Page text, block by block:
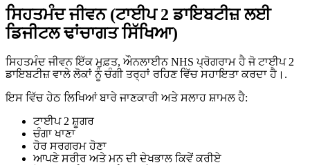
ਸਿਹਤਮੰਦ ਜੀਵਨ (ਟਾਈਪ 2 ਡਾਇਬਟੀਜ਼ ਲਈ
ਡਿਜੀਟਲ ਢਾਂਚਾਗਤ ਸਿੱਖਿਆ)
ਸਿਹਤਮੰਦ ਜੀਵਨ ਇੱਕ ਮੁਫ਼ਤ, ਔਨਲਾਈਨ NHS ਪ੍ਰੋਗਰਾਮ ਹੈ ਜੋ ਟਾਈਪ 2
ਡਾਇਬਟੀਜ਼ ਵਾਲੇ ਲੋਕਾਂ ਨੂੰ ਚੰਗੀ ਤਰ੍ਹਾਂ ਰਹਿਣ ਵਿੱਚ ਸਹਾਇਤਾ ਕਰਦਾ ਹੈ।.
ਇਸ ਵਿੱਚ ਹੇਠ ਲਿਖਿਆਂ ਬਾਰੇ ਜਾਣਕਾਰੀ ਅਤੇ ਸਲਾਹ ਸ਼ਾਮਲ ਹੈ:
ਟਾਈਪ 2 ਸ਼ੂਗਰ
ਚੰਗਾ ਖਾਣਾ
ਹੋਰ ਸਰਗਰਮ ਹੋਣਾ
ਆਪਣੇ ਸਰੀਰ ਅਤੇ ਮਨ ਦੀ ਦੇਖਭਾਲ ਕਿਵੇਂ ਕਰੀਏ